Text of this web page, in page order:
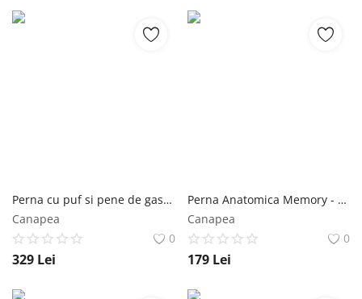
Perna cu puf si pene de gasca 50x70
Canapea
0
329 Lei
Perna Anatomica Memory - 60x40x12
Canapea
0
179 Lei